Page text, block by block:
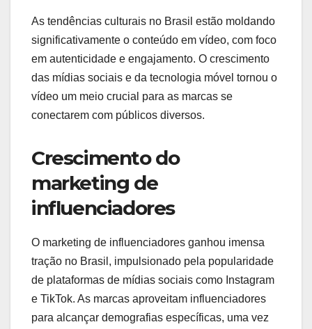
As tendências culturais no Brasil estão moldando
significativamente o conteúdo em vídeo, com foco
em autenticidade e engajamento. O crescimento
das mídias sociais e da tecnologia móvel tornou o
vídeo um meio crucial para as marcas se
conectarem com públicos diversos.
Crescimento do
marketing de
influenciadores
O marketing de influenciadores ganhou imensa
tração no Brasil, impulsionado pela popularidade
de plataformas de mídias sociais como Instagram
e TikTok. As marcas aproveitam influenciadores
para alcançar demografias específicas, uma vez